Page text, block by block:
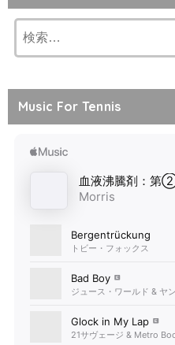
Music For Tennis